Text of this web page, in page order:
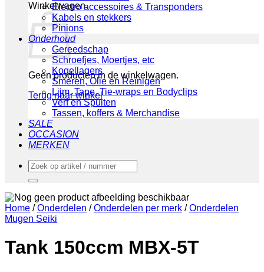
Winkelwagen
Geen producten in de winkelwagen.
Terug naar winkel
Electro accessoires & Transponders
Kabels en stekkers
Pinions
Onderhoud
Gereedschap
Schroefjes, Moertjes, etc
Kogellagers
Smeren, Olie en Reinigen
Lijm, Tape, Tie-wraps en Bodyclips
Verf en Spuiten
Tassen, koffers & Merchandise
SALE
OCCASION
MERKEN
Zoeken
naar:
Home / Onderdelen / Onderdelen per merk / Onderdelen
Mugen Seiki
Tank 150ccm MBX-5T